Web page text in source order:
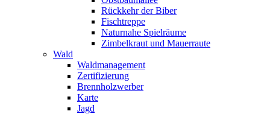
Rückkehr der Biber
Fischtreppe
Naturnahe Spielräume
Zimbelkraut und Mauerraute
Wald
Waldmanagement
Zertifizierung
Brennholzwerber
Karte
Jagd